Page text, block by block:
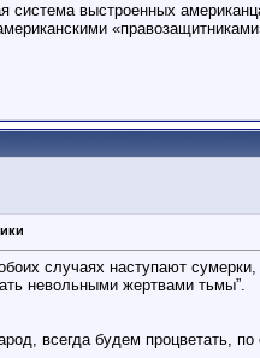
выстроенных
случаях наступают
невольными жертвами тьмы”.
всегда будем процветать,